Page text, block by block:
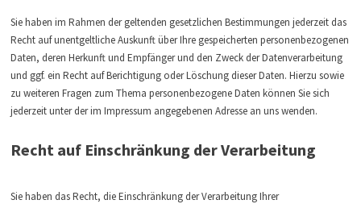
Sie haben im Rahmen der geltenden gesetzlichen Bestimmungen jederzeit das
Recht auf unentgeltliche Auskunft über Ihre gespeicherten personenbezogenen
Daten, deren Herkunft und Empfänger und den Zweck der Datenverarbeitung
und ggf. ein Recht auf Berichtigung oder Löschung dieser Daten. Hierzu sowie
zu weiteren Fragen zum Thema personenbezogene Daten können Sie sich
jederzeit unter der im Impressum angegebenen Adresse an uns wenden.
Recht auf Einschränkung der Verarbeitung
Sie haben das Recht, die Einschränkung der Verarbeitung Ihrer